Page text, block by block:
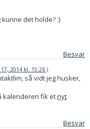
det holde? :)
Besvar
2014 kl. 15:26
så vidt jeg husker,
kalenderen fik etnyt
Besvar